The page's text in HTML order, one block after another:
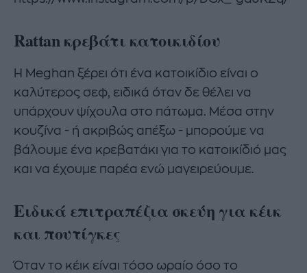
Rattan κρεβάτι κατοικιδίου
Η Meghan ξέρει ότι ένα κατοικίδιο είναι ο
καλύτερος σεφ, ειδικά όταν δε θέλει να
υπάρχουν ψίχουλα στο πάτωμα. Μέσα στην
κουζίνα - ή ακριβώς απέξω - μπορούμε να
βάλουμε ένα κρεβατάκι για το κατοικίδιό μας
και να έχουμε παρέα ενώ μαγειρεύουμε.
Ειδικά επιτραπέζια σκεύη για κέικ
και πουτίγκες
Όταν το κέικ είναι τόσο ωραίο όσο το